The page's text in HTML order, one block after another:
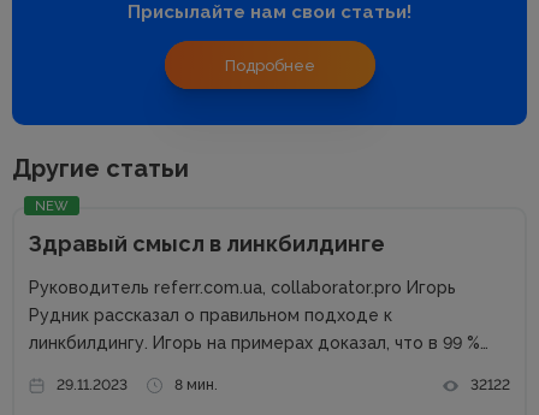
Присылайте нам свои статьи!
Подробнее
Другие статьи
NEW
Здравый смысл в линкбилдинге
Руководитель referr.com.ua, collaborator.pro Игорь
Рудник рассказал о правильном подходе к
линкбилдингу. Игорь на примерах доказал, что в 99 %
Сайты можно продвигать множеством способов, среди
29.11.2023 8 мин. 32122